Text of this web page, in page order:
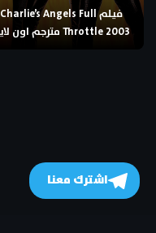
فيلم Charlie’s Angels Full
Throttle 2003 مترجم اون لاين
اشترك معنا